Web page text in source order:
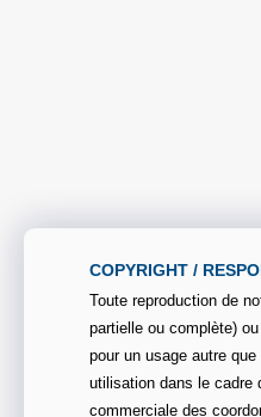
COPYRIGHT /
Toute reproduction de
partielle ou complète)
pour un usage autre
utilisation dans le cadre
commerciale des